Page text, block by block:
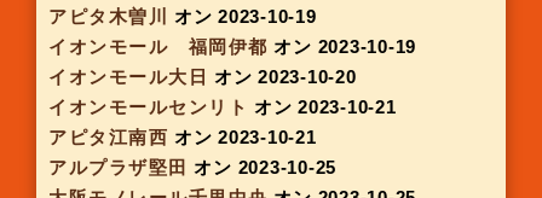
近鉄meets sweets西大寺オン 2023-09-21
京阪スイーツボックス 南海なんば駅3階
2023-09-21
アピタ大府
オン 2023-09-21
アピタ名古屋北
オン 2023-09-21
アピタ東海荒尾
イオン マリナタウン店